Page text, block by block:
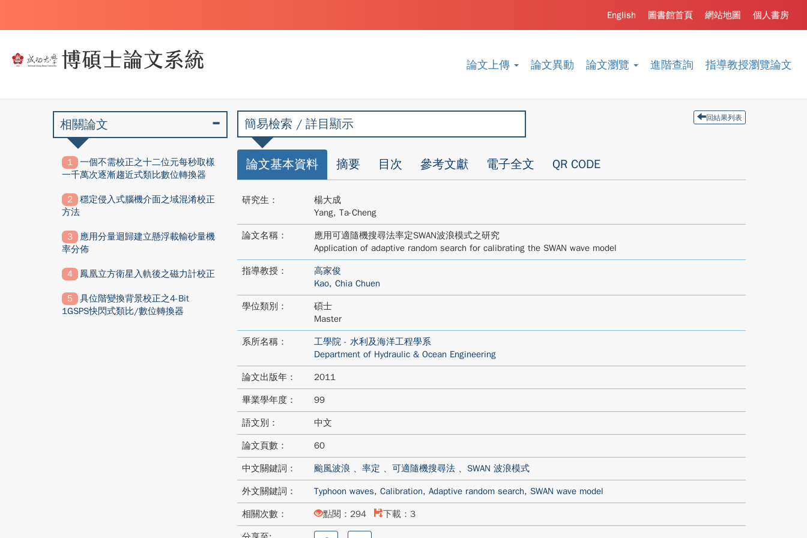
論文上傳 論文異動 論文瀏覽 進階查詢 指導教授瀏覽論文
個人書房
網站地圖
圖書館首頁
English
簡易檢索 / 詳目顯示 回結果列表
論文基本資料 摘要 目次 參考文獻 電子全文 QR CODE
研究生：
楊大成
Yang, Ta-Cheng
論文名稱：
應用可適隨機搜尋法率定SWAN波浪模式之研究
Application of adaptive random search for calibrating the SWAN wave model
指導教授：
高家俊
Kao, Chia Chuen
學位類別：
碩士
Master
系所名稱：
工學院 - 水利及海洋工程學系
Department of Hydraulic & Ocean Engineering
論文出版年： 2011
畢業學年度： 99
語文別： 中文
論文頁數： 60
中文關鍵詞： 颱風波浪 、 率定 、 可適隨機搜尋法、 SWAN 波浪模式
外文關鍵詞： Typhoon waves, Calibration, Adaptive random search, SWAN wave model
相關次數： 點閱：294 下載：3
相關論文
一個不需校正之十二位元每秒取樣
一千萬次逐漸趨近式類比數位轉換器
穩定侵入式腦機介面之域混淆校正
方法
應用分量迴歸建立懸浮載輸砂量機
率分佈
鳳凰立方衛星入軌後之磁力計校正
具位階變換背景校正之4-Bit
1GSPS快閃式類比/數位轉換器